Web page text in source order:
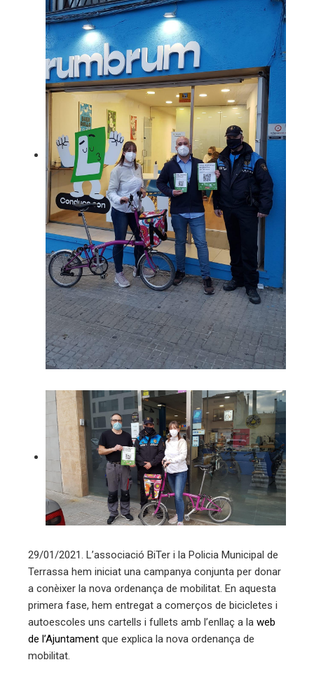
29/01/2021. L’associació BiTer i la Policia Municipal de
Terrassa hem iniciat una campanya conjunta per donar
a conèixer la nova ordenança de mobilitat. En aquesta
primera fase, hem entregat a comerços de bicicletes i
autoescoles uns cartells i fullets amb l’enllaç a la web
de l’Ajuntament que explica la nova ordenança de
mobilitat.